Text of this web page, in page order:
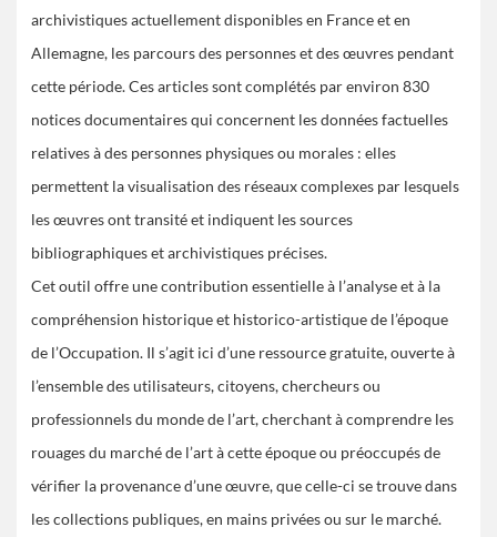
archivistiques actuellement disponibles en France et en
Allemagne, les parcours des personnes et des œuvres pendant
cette période. Ces articles sont complétés par environ 830
notices documentaires qui concernent les données factuelles
relatives à des personnes physiques ou morales : elles
permettent la visualisation des réseaux complexes par lesquels
les œuvres ont transité et indiquent les sources
bibliographiques et archivistiques précises.
Cet outil offre une contribution essentielle à l’analyse et à la
compréhension historique et historico-artistique de l’époque
de l’Occupation. Il s’agit ici d’une ressource gratuite, ouverte à
l’ensemble des utilisateurs, citoyens, chercheurs ou
professionnels du monde de l’art, cherchant à comprendre les
rouages du marché de l’art à cette époque ou préoccupés de
vérifier la provenance d’une œuvre, que celle-ci se trouve dans
les collections publiques, en mains privées ou sur le marché.